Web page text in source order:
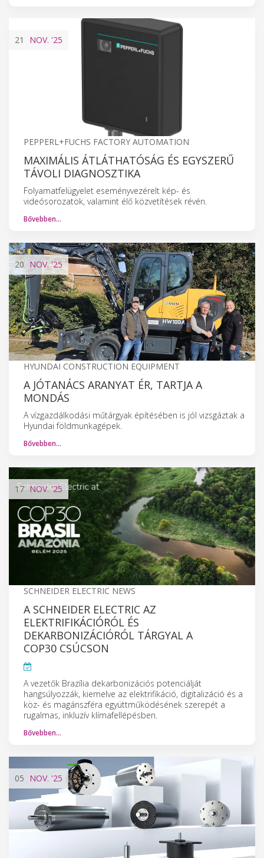
21 NOV. '25
PEPPERL+FUCHS FACTORY AUTOMATION
MAXIMÁLIS ÁTLÁTHATÓSÁG ÉS EGYSZERŰ
TÁVOLI DIAGNOSZTIKA
Folyamatfelügyelet eseményvezérelt kép- és
videósorozatok, valamint élő közvetítések révén.
Bővebben…
20 NOV.'25
HYUNDAI CONSTRUCTION EQUIPMENT
A JÓTANÁCS ARANYAT ÉR, TARTJA A
MONDÁS
A vízgazdálkodási műtárgyak építésében is jól vizsgáztak a
Hyundai földmunkagépek.
Bővebben…
17 NOV.'25
SCHNEIDER ELECTRIC NEWS
A SCHNEIDER ELECTRIC AZ
ELEKTRIFIKÁCIÓRÓL ÉS
DEKARBONIZÁCIÓRÓL TÁRGYAL A
COP30 CSÚCSON
A vezetők Brazília dekarbonizációs potenciálját
hangsúlyozzák, kiemelve az elektrifikáció, digitalizáció és a
köz- és magánszféra együttműködésének szerepét a
rugalmas, inkluzív klímafellépésben.
Bővebben…
05 NOV. '25